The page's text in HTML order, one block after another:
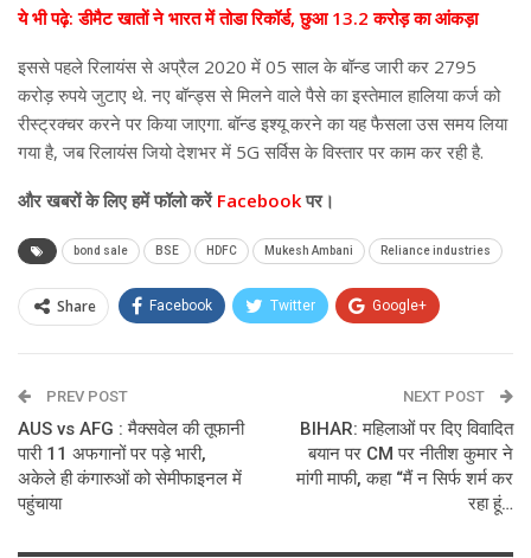
ये भी पढ़े: डीमैट खातों ने भारत में तोडा रिकॉर्ड, छुआ 13.2 करोड़ का आंकड़ा
इससे पहले रिलायंस से अप्रैल 2020 में 05 साल के बॉन्ड जारी कर 2795
करोड़ रुपये जुटाए थे. नए बॉन्ड्स से मिलने वाले पैसे का इस्तेमाल हालिया कर्ज को
रीस्ट्रक्चर करने पर किया जाएगा. बॉन्ड इश्यू करने का यह फैसला उस समय लिया
गया है, जब रिलायंस जियो देशभर में 5G सर्विस के विस्तार पर काम कर रही है.
और खबरों के लिए हमें फॉलो करेंFacebookपर।
bond sale BSE HDFC Mukesh Ambani Reliance industries
Share Facebook Twitter Google+
Email
PREV POST
AUS vs AFG : मैक्सवेल की तूफानी
पारी 11 अफगानों पर पड़े भारी,
अकेले ही कंगारुओं को सेमीफाइनल में
पहुंचाया
NEXT POST
BIHAR: महिलाओं पर दिए विवादित
बयान पर CM पर नीतीश कुमार ने
मांगी माफी, कहा “मैं न सिर्फ शर्म कर
रहा हूं…